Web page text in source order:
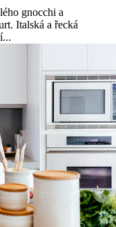
gnocchi a
Italská a řecká